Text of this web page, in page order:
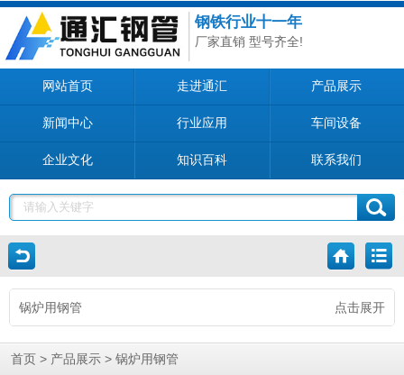
钢铁行业十一年
厂家直销 型号齐全!
网站首页 走进通汇 产品展示
新闻中心 行业应用 车间设备
企业文化 知识百科 联系我们
点击展开
锅炉用钢管
首页 > 产品展示 > 锅炉用钢管